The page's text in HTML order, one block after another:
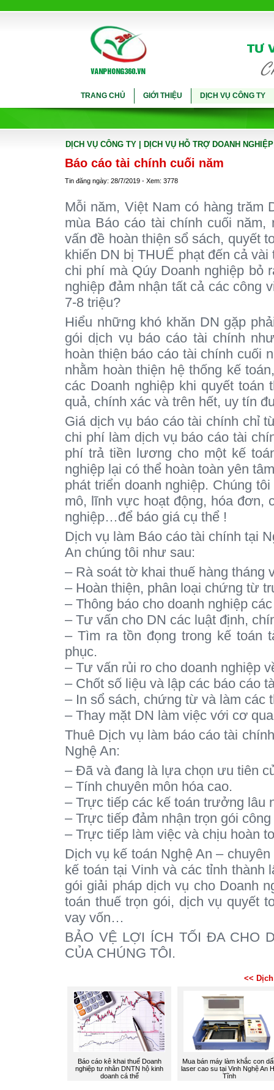
TRANG CHỦ GIỚI THIỆU DỊCH VỤ CÔNG TY
DỊCH VỤ CÔNG TY | DỊCH VỤ HỖ TRỢ DOANH NGHIỆP
Báo cáo tài chính cuối năm
Tin đăng ngày: 28/7/2019 - Xem: 3778
Mỗi năm, Việt Nam có hàng trăm
mùa Báo cáo tài chính cuối
vấn đề hoàn thiện sổ sách, quyết
khiến DN bị THUẾ phạt đến cả
chi phí mà Qúy Doanh nghiệp bỏ
nghiệp đảm nhận tất cả các công
7-8 triệu?
Hiểu những khó khăn DN gặp
gói dịch vụ báo cáo tài chính
hoàn thiện báo cáo tài chính cuối
nhằm hoàn thiện hệ thống kế
các Doanh nghiệp khi quyết toán
quả, chính xác và trên hết, uy tín
Giá dịch vụ báo cáo tài chính chỉ
chi phí làm dịch vụ báo cáo tài
phí trả tiền lương cho một kế
nghiệp lại có thể hoàn toàn yên
phát triển doanh nghiệp. Chúng
mô, lĩnh vực hoạt động, hóa đơn,
nghiệp…để báo giá cụ thể !
Dịch vụ làm Báo cáo tài chính tại
An chúng tôi như sau:
– Rà soát tờ khai thuế hàng tháng
– Hoàn thiện, phân loại chứng từ
– Thông báo cho doanh nghiệp
– Tư vấn cho DN các luật định,
– Tìm ra tồn đọng trong kế toán
phục.
– Tư vấn rủi ro cho doanh nghiệp
– Chốt số liệu và lập các báo cáo
– In sổ sách, chứng từ và làm các
– Thay mặt DN làm việc với cơ
Thuê Dịch vụ làm báo cáo tài
Nghệ An:
– Đã và đang là lựa chọn ưu tiên
– Tính chuyên môn hóa cao.
– Trực tiếp các kế toán trưởng lâu
– Trực tiếp đảm nhận trọn gói
– Trực tiếp làm việc và chịu hoàn
Dịch vụ kế toán Nghệ An –
kế toán tại Vinh và các tỉnh thành
gói giải pháp dịch vụ cho Doanh
toán thuế trọn gói, dịch vụ quyết
vay vốn…
BẢO VỆ LỢI ÍCH TỐI ĐA CHO
CỦA CHÚNG TÔI.
<<
Báo cáo kê khai thuế Doanh
nghiệp tư nhân DNTN hộ kinh
doanh cá thể
Mua bán máy làm khắc con
laser cao su tại Vinh Nghệ An
Tĩnh